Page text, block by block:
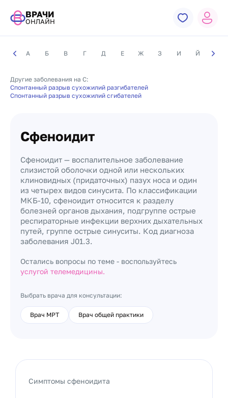
ВРАЧИ
ОНЛАЙН
А Б В Г Д Е Ж З И Й К
Другие заболевания на С:
Спонтанный разрыв сухожилий разгибателей
Спонтанный разрыв сухожилий сгибателей
Сфеноидит
Сфеноидит — воспалительное заболевание
слизистой оболочки одной или нескольких
клиновидных (придаточных) пазух носа и один
из четырех видов синусита. По классификации
МКБ-10, сфеноидит относится к разделу
болезней органов дыхания, подгруппе острые
респираторные инфекции верхних дыхательных
путей, группе острые синуситы. Код диагноза
заболевания J01.3.
Остались вопросы по теме - воспользуйтесь
услугой телемедицины.
Выбрать врача для консультации:
Врач МРТ Врач общей практики
Симптомы сфеноидита